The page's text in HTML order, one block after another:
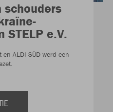
schouders
STELP e.V.
ALDI SÜD werd een